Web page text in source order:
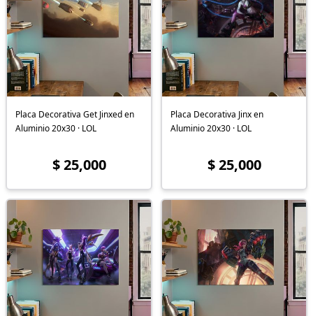
Placa Decorativa Get Jinxed en
Aluminio 20x30 · LOL
$ 25,000
Placa Decorativa Jinx en
Aluminio 20x30 · LOL
$ 25,000